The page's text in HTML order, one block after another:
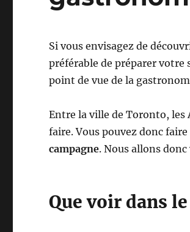
Si vous envisagez de
préférable de préparer votre
point de vue de la
Entre la ville de Toronto, les
faire. Vous pouvez donc
campagne. Nous allons
Que voir dans